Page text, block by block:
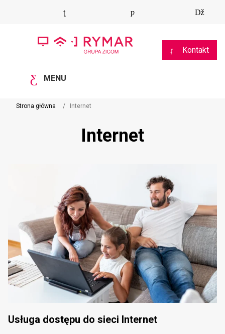
Kontakt
MENU
Strona główna Internet
Internet
Usługa dostępu do sieci Internet